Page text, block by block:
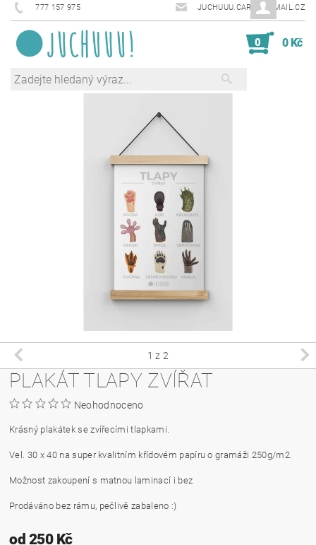
777 157 975 JUCHUUU.CARDS@EMAIL.CZ
0 0 Kč
1 z 2
PLAKÁT TLAPY ZVÍŘAT
Neohodnoceno
Krásný plakátek se zvířecími tlapkami.
Vel. 30 x 40 na super kvalitním křídovém papíru o gramáži 250g/m2.
Možnost zakoupení s matnou laminací i bez
Prodáváno bez rámu, pečlivě zabaleno :)
od 250 Kč